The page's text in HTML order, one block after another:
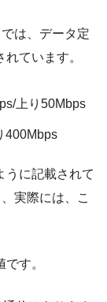
は、データ定
ています。
上り50Mbps
400Mbps
うに記載されて
実際には、こ
す。